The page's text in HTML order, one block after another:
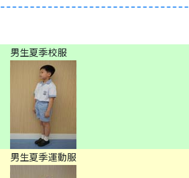
男生夏季校服
男生夏季運動服